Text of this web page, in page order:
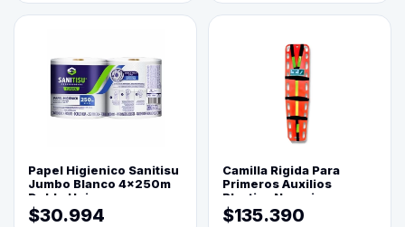
Papel Higienico Sanitisu
Jumbo Blanco 4x250m
Doble Hoja
$30.994
Camilla Rigida Para
Primeros Auxilios
Plastica Naranja
$135.390